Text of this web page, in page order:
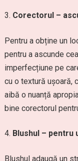
Corectorul –
Pentru a obține un
pentru a ascunde
imperfecțiune pe
cu o textură ușoară,
aibă o nuanță
bine corectorul
Blushul – pentru
Blushul adaugă un